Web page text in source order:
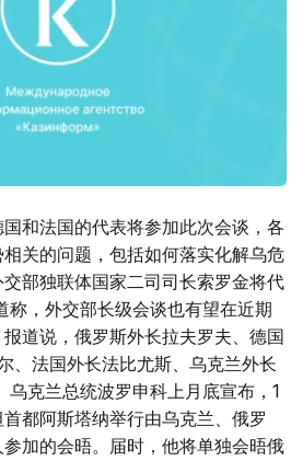
和法国的代表将参加此次会谈，各
关的问题，包括如何落实化解乌危
部独联体国家二司司长索罗金将代
称，外交部长级会谈也有望在近期
道说，俄罗斯外长拉夫罗夫、德国
、法国外长法比尤斯、乌克兰外长
乌克兰总统波罗申科上月底宣布，1
都阿斯塔纳举行由乌克兰、俄罗
加的会晤。届时，他将单独会晤俄